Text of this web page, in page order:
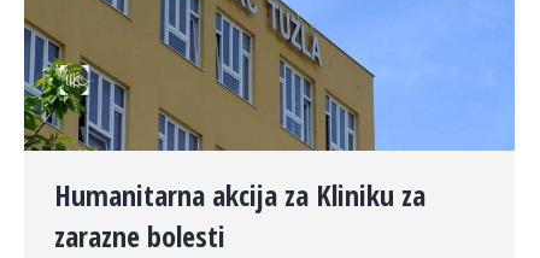
Humanitarna akcija za Kliniku za
zarazne bolesti